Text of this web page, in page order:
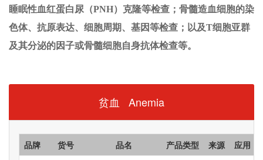
睡眠性血红蛋白尿（PNH）克隆等检查；骨髓造血细胞的染
色体、抗原表达、细胞周期、基因等检查；以及T细胞亚群
及其分泌的因子或骨髓细胞自身抗体检查等。
贫血 Anemia
品牌 货号 品名 产品类型 来源 应用